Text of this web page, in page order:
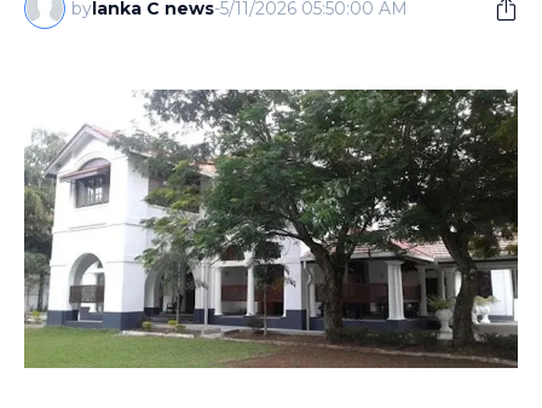
bylanka C news-5/11/2026 05:50:00 AM